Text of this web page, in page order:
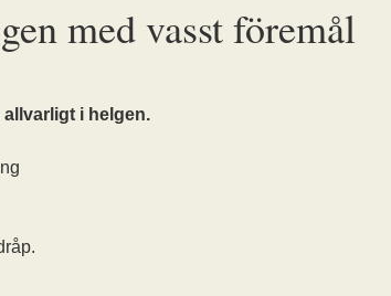
med vasst föremål
allvarligt i helgen.